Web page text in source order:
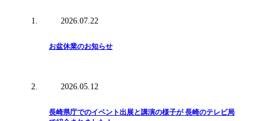
2026.07.22
お盆休業のお知らせ
2026.05.12
長崎県庁でのイベント出展と講演の様子が 長崎のテレビ局